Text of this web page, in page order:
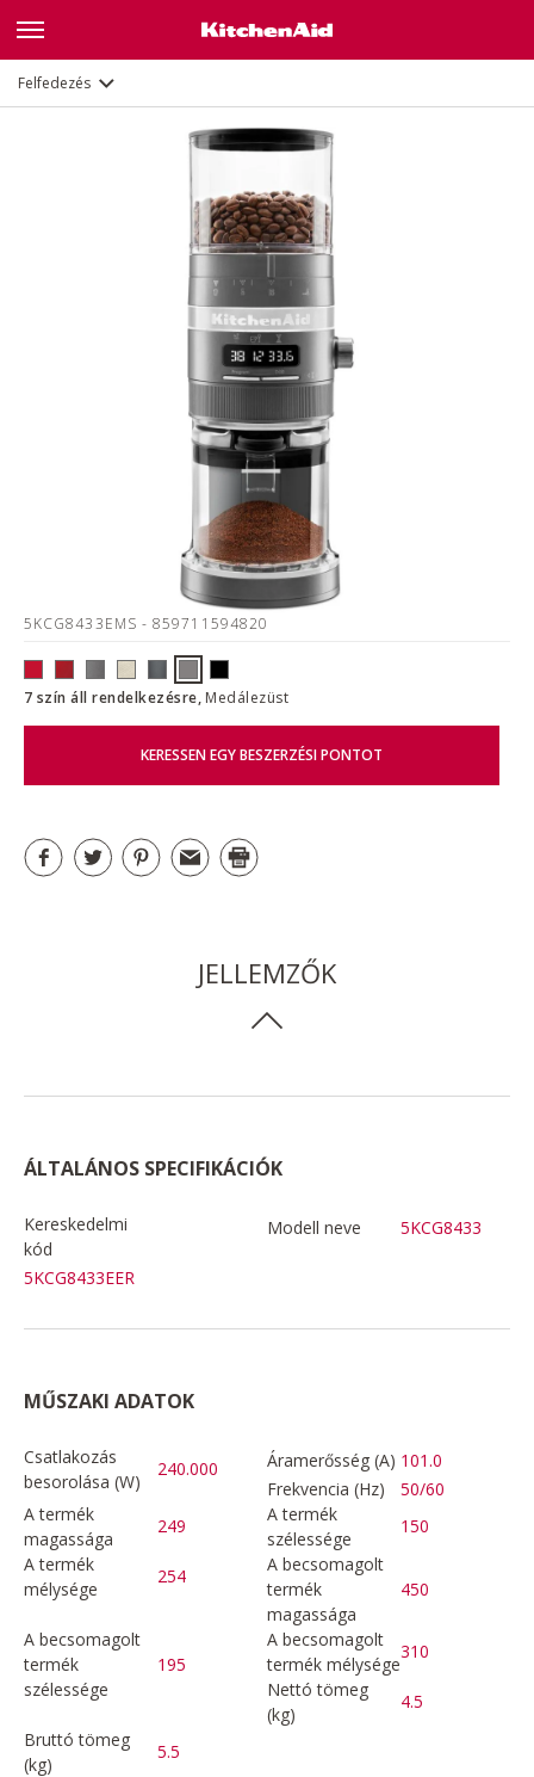
Felfedezés
5KCG8433EMS - 859711594820
7 szín áll rendelkezésre, Medálezüst
KERESSEN EGY BESZERZÉSI PONTOT
JELLEMZŐK
ÁLTALÁNOS SPECIFIKÁCIÓK
Kereskedelmi
kód
5KCG8433EER
Modell neve 5KCG8433
MŰSZAKI ADATOK
Csatlakozás
besorolása (W)
240.000 Áramerősség (A) 101.0
Frekvencia (Hz)
50/60
A termék
magassága
249
A termék
szélessége
150
A termék
mélysége
254
A becsomagolt
termék
magassága
450
A becsomagolt
termék
szélessége
195
A becsomagolt
termék mélysége
310
Nettó tömeg
(kg)
4.5
Bruttó tömeg
(kg)
5.5